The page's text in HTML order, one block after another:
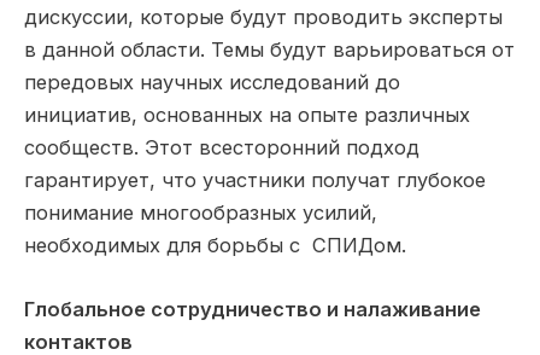
дискуссии, которые будут проводить эксперты
в данной области. Темы будут варьироваться от
передовых научных исследований до
инициатив, основанных на опыте различных
сообществ. Этот всесторонний подход
гарантирует, что участники получат глубокое
понимание многообразных усилий,
необходимых для борьбы с СПИДом.
Глобальное сотрудничество и налаживание
контактов